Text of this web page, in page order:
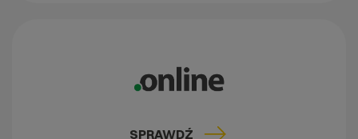
SPRAWDŹ